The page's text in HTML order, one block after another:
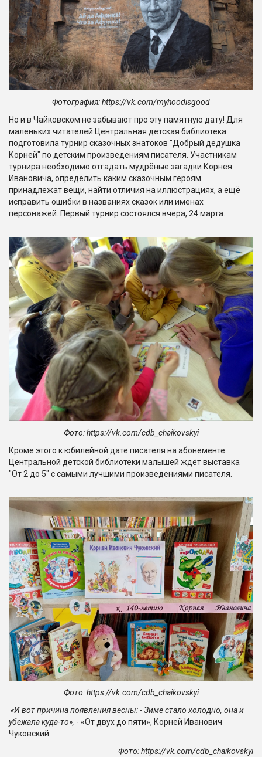
Фотография: https://vk.com/myhoodisgood
Но и в Чайковском не забывают про эту памятную дату! Для
маленьких читателей Центральная детская библиотека
подготовила турнир сказочных знатоков "Добрый дедушка
Корней" по детским произведениям писателя. Участникам
турнира необходимо отгадать мудрёные загадки Корнея
Ивановича, определить каким сказочным героям
принадлежат вещи, найти отличия на иллюстрациях, а ещё
исправить ошибки в названиях сказок или именах
персонажей. Первый турнир состоялся вчера, 24 марта.
Фото: https://vk.com/cdb_chaikovskyi
Кроме этого к юбилейной дате писателя на абонементе
Центральной детской библиотеки малышей ждёт выставка
"От 2 до 5" с самыми лучшими произведениями писателя.
Фото:https://vk.com/cdb_chaikovskyi
«И вот причина появления весны: - Зиме стало холодно, она и
убежала куда-то», - «От двух до пяти», Корней Иванович
Чуковский.
Фото:https://vk.com/cdb_chaikovskyi